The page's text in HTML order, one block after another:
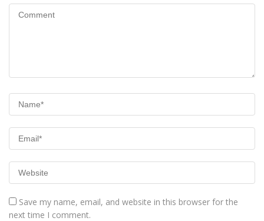
Save my name, email, and website in this browser for the
next time I comment.